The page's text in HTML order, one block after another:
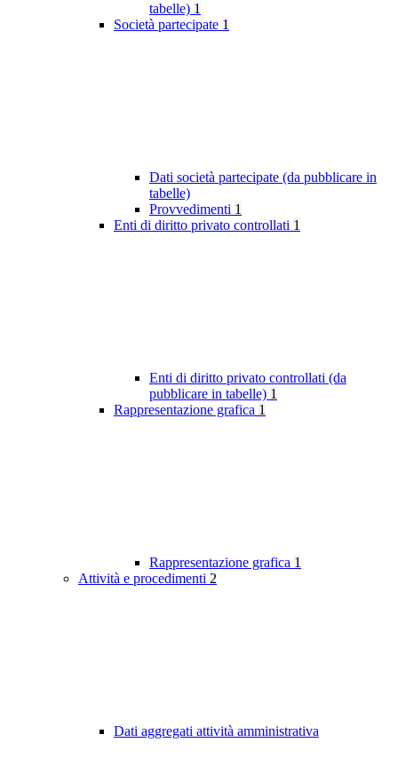
tabelle) 1
Società partecipate 1
Dati società partecipate (da pubblicare in
tabelle)
Provvedimenti 1
Enti di diritto privato controllati 1
Enti di diritto privato controllati (da
pubblicare in tabelle) 1
Rappresentazione grafica 1
Rappresentazione grafica 1
Attività e procedimenti 2
Dati aggregati attività amministrativa